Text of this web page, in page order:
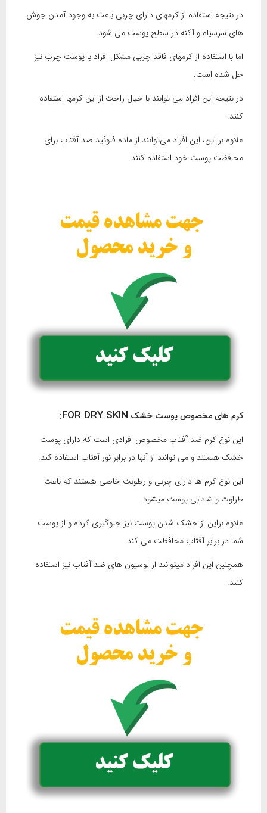
در نتیجه استفاده از کرمهای دارای چربی باعث به وجود آمدن جوش
های سرسیاه و آکنه در سطح پوست می شود.
اما با استفاده از کرمهای فاقد چربی مشکل افراد با پوست چرب نیز
حل شده است.
در نتیجه این افراد می توانند با خیال راحت از این کرمها استفاده
کنند.
علاوه بر این، این افراد می‌توانند از ماده فلوئید ضد آفتاب برای
محافظت پوست خود استفاده کنند.
کرم های مخصوص پوست خشک FOR DRY SKIN
:
این نوع کرم ضد آفتاب مخصوص افرادی است که دارای پوست
خشک هستند و می توانند از آنها در برابر نور آفتاب استفاده کند.
این نوع کرم ها دارای چربی و رطوبت خاصی هستند که باعث
طراوت و شادابی پوست میشود.
علاوه براین از خشک شدن پوست نیز جلوگیری کرده و از پوست
شما در برابر آفتاب محافظت می کند.
همچنین این افراد میتوانند از لوسیون های ضد آفتاب نیز استفاده
کنند.